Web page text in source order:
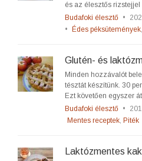
és az élesztős
Budafoki élesztő •
•
Édes péksütemények,
Glutén- és
Minden hozzávalót
tésztát készítünk. 30
Ezt követően egyszer
Budafoki élesztő •
Mentes receptek, Piték
Laktózmentes